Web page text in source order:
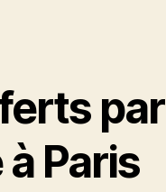
par
Paris